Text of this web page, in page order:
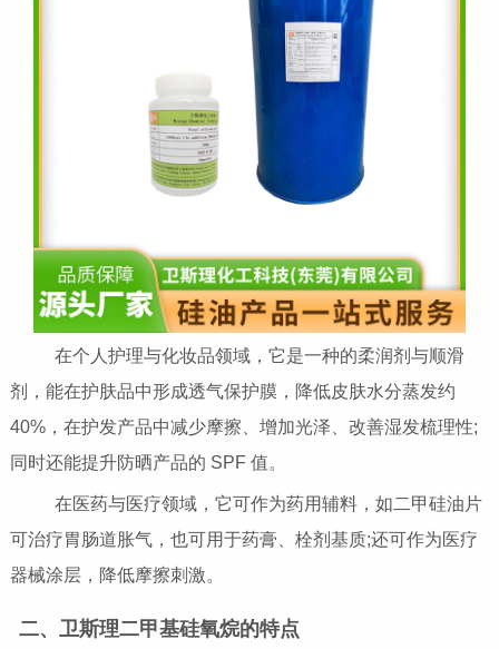
在个人护理与化妆品领域，它是一种的柔润剂与顺滑
剂，能在护肤品中形成透气保护膜，降低皮肤水分蒸发约
40%，在护发产品中减少摩擦、增加光泽、改善湿发梳理性;
同时还能提升防晒产品的 SPF 值。
在医药与医疗领域，它可作为药用辅料，如二甲硅油片
可治疗胃肠道胀气，也可用于药膏、栓剂基质;还可作为医疗
器械涂层，降低摩擦刺激。
二、卫斯理二甲基硅氧烷的特点